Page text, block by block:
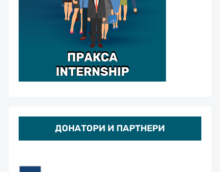
ДОНАТОРИ И ПАРТНЕРИ